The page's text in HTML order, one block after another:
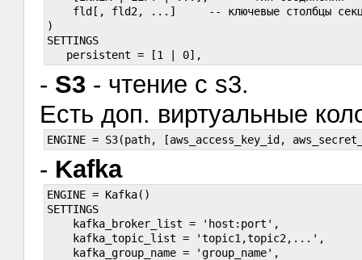
fld[, fld2, ...]     -- ключевые столбцы
)
SETTINGS
- S3 - чтение с s3.
Есть доп. виртуальные
- Kafka
ENGINE = Kafka()
SETTINGS
    kafka_broker_list = 'host:port',
    kafka_topic_list = 'topic1,topic2,...',
    kafka_group_name = 'group_name',